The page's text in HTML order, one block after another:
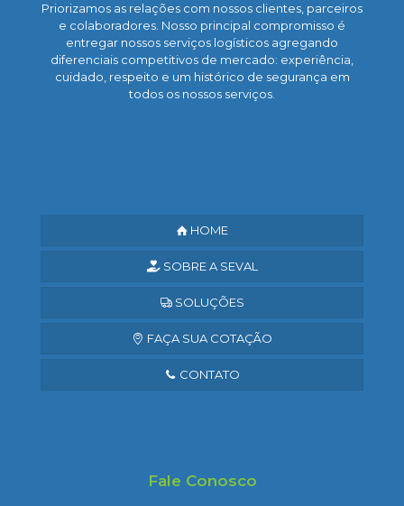
Priorizamos as relações com nossos clientes, parceiros
e colaboradores. Nosso principal compromisso é
entregar nossos serviços logísticos agregando
diferenciais competitivos de mercado: experiência,
cuidado, respeito e um histórico de segurança em
todos os nossos serviços.
HOME
SOBRE A SEVAL
SOLUÇÕES
FAÇA SUA COTAÇÃO
CONTATO
Fale Conosco